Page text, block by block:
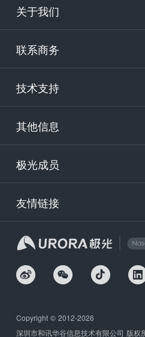
关于我们
联系商务
技术支持
其他信息
极光成员
友情链接
Copyright © 2012-2026
深圳市和讯华谷信息技术有限公司 版权